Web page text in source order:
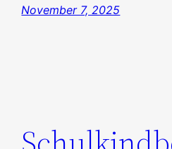
November 7, 2025